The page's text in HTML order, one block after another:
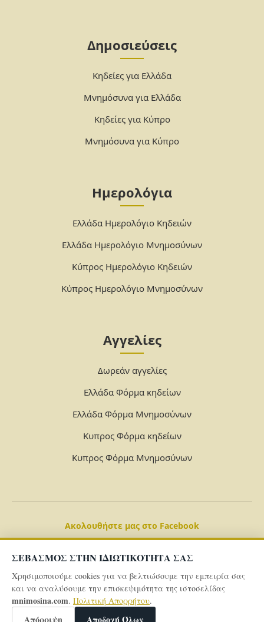
ΣΕΒΑΣΜΟΣ ΣΤΗΝ ΙΔΙΩΤΙΚΟΤΗΤΑ ΣΑΣ
Χρησιμοποιούμε cookies για να βελτιώσουμε την εμπειρία σας
και να αναλύσουμε την επισκεψιμότητα της ιστοσελίδας
mnimosina.com. Πολιτική Απορρήτου.
Απόρριψη Αποδοχή Όλων
Δημοσιεύσεις
Κηδείες για Ελλάδα
Μνημόσυνα για Ελλάδα
Κηδείες για Κύπρο
Μνημόσυνα για Κύπρο
Ημερολόγια
Ελλάδα Ημερολόγιο Κηδειών
Ελλάδα Ημερολόγιο Μνημοσύνων
Κύπρος Ημερολόγιο Κηδειών
Κύπρος Ημερολόγιο Μνημοσύνων
Αγγελίες
Δωρεάν αγγελίες
Ελλάδα Φόρμα κηδείων
Ελλάδα Φόρμα Μνημοσύνων
Κυπρος Φόρμα κηδείων
Κυπρος Φόρμα Μνημοσύνων
Ακολουθήστε μας στο Facebook